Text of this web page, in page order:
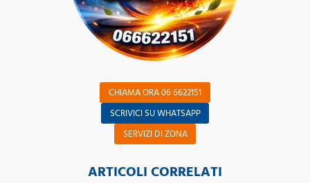
CHIAMA ORA 06 6622151
SCRIVICI SU WHATSAPP
SERVIZI DI ZONA
ARTICOLI CORRELATI